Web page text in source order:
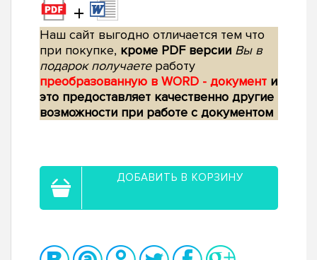
+
Наш сайт выгодно отличается тем что
при покупке, кроме PDF версии Вы в
подарок получаетеработу
преобразованную в WORD - документ и
это предоставляет качественно другие
возможности при работе с документом
ДОБАВИТЬ В КОРЗИНУ